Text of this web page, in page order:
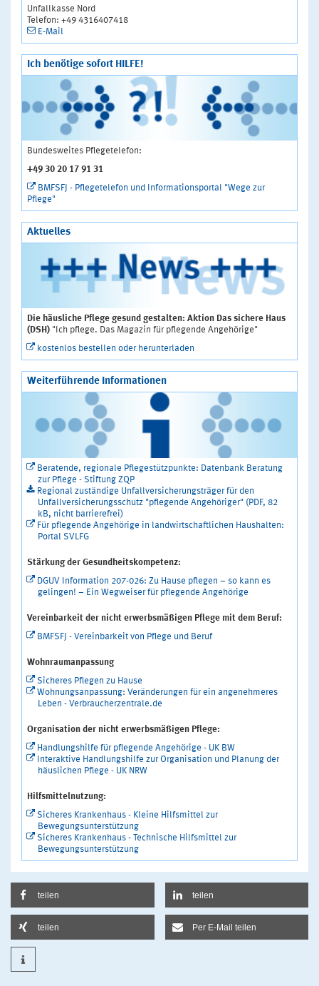
Unfallkasse Nord
Telefon: +49 4316407418
E-Mail
Ich benötige sofort HILFE!
Bundesweites Pflegetelefon:
+49 30 20 17 91 31
BMFSFJ - Pflegetelefon und Informationsportal "Wege zur
Pflege"
Aktuelles
Die häusliche Pflege gesund gestalten: Aktion Das sichere Haus
(DSH) "Ich pflege. Das Magazin für pflegende Angehörige"
kostenlos bestellen oder herunterladen
Weiterführende Informationen
Beratende, regionale Pflegestützpunkte: Datenbank Beratung
zur Pflege - Stiftung ZQP
Regional zuständige Unfallversicherungsträger für den
Unfallversicherungsschutz "pflegende Angehöriger" (PDF, 82
kB, nicht barrierefrei)
Für pflegende Angehörige in landwirtschaftlichen Haushalten:
Portal SVLFG
Stärkung der Gesundheitskompetenz:
DGUV Information 207-026: Zu Hause pflegen – so kann es
gelingen! – Ein Wegweiser für pflegende Angehörige
Vereinbarkeit der nicht erwerbsmäßigen Pflege mit dem Beruf:
BMFSFJ - Vereinbarkeit von Pflege und Beruf
Wohnraumanpassung
Sicheres Pflegen zu Hause
Wohnungsanpassung: Veränderungen für ein angenehmeres
Leben - Verbraucherzentrale.de
Organisation der nicht erwerbsmäßigen Pflege:
Handlungshilfe für pflegende Angehörige - UK BW
Interaktive Handlungshilfe zur Organisation und Planung der
häuslichen Pflege - UK NRW
Hilfsmittelnutzung:
Sicheres Krankenhaus - Kleine Hilfsmittel zur
Bewegungsunterstützung
Sicheres Krankenhaus - Technische Hilfsmittel zur
Bewegungsunterstützung
teilen teilen
teilen Per E-Mail teilen